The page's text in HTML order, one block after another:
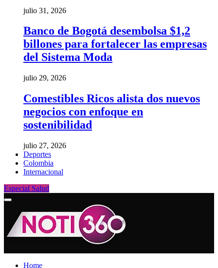
julio 31, 2026
Banco de Bogotá desembolsa $1,2
billones para fortalecer las empresas
del Sistema Moda
julio 29, 2026
Comestibles Ricos alista dos nuevos
negocios con enfoque en
sostenibilidad
julio 27, 2026
Deportes
Colombia
Internacional
Especial Salud
Home